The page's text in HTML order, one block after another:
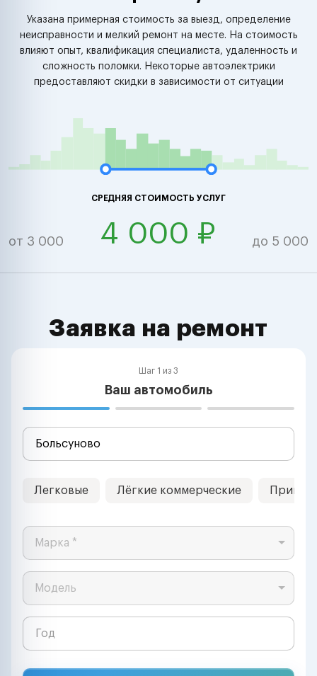
Указана примерная стоимость за выезд, определение
неисправности и мелкий ремонт на месте. На стоимость
влияют опыт, квалификация специалиста, удаленность и
сложность поломки. Некоторые автоэлектрики
предоставляют скидки в зависимости от ситуации
СРЕДНЯЯ СТОИМОСТЬ УСЛУГ
от 3 000 4 000 ₽ до 5 000
Заявка на ремонт
Шаг 1 из 3
Ваш автомобиль
Легковые Лёгкие коммерческие
Марка *
Модель